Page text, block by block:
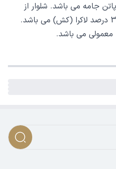
جامه می باشد. شلوار از
جنس 97 درصد کتان (پنبه) - 3 درصد لاکرا (کش) می باشد.
معمولی می باشد.